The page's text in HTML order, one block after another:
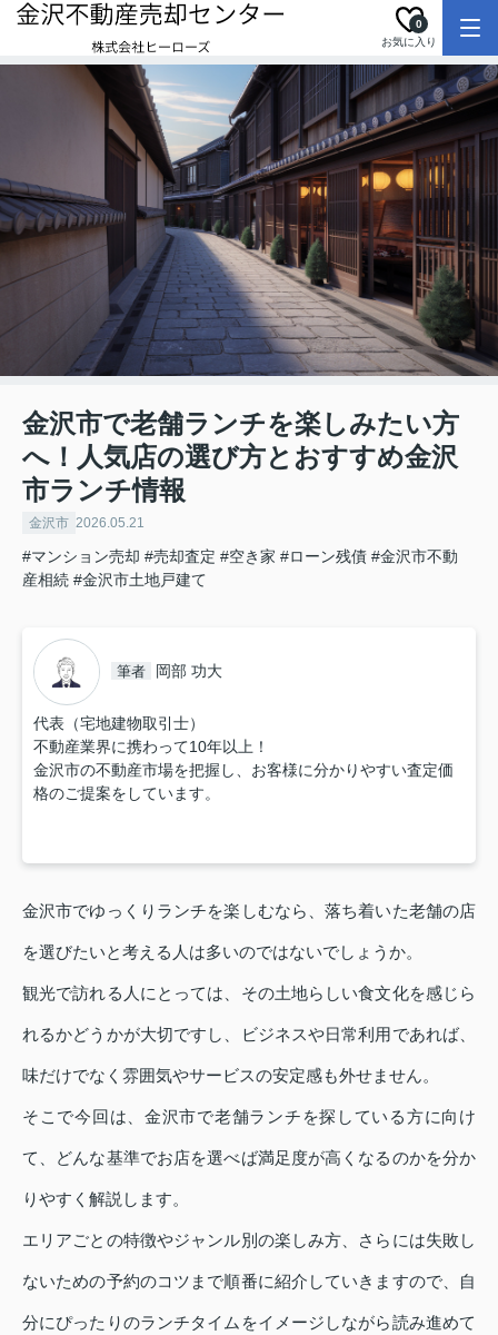
お気に入り
0
金沢市で老舗ランチを楽しみたい方
へ！人気店の選び方とおすすめ金沢
市ランチ情報
金沢市 2026.05.21
#マンション売却 #売却査定 #空き家 #ローン残債 #金沢市不動
産相続 #金沢市土地戸建て
筆者 岡部 功大
代表（宅地建物取引士）
不動産業界に携わって10年以上！
金沢市の不動産市場を把握し、お客様に分かりやすい査定価
格のご提案をしています。
金沢市でゆっくりランチを楽しむなら、落ち着いた老舗の店
を選びたいと考える人は多いのではないでしょうか。
観光で訪れる人にとっては、その土地らしい食文化を感じら
れるかどうかが大切ですし、ビジネスや日常利用であれば、
味だけでなく雰囲気やサービスの安定感も外せません。
そこで今回は、金沢市で老舗ランチを探している方に向け
て、どんな基準でお店を選べば満足度が高くなるのかを分か
りやすく解説します。
エリアごとの特徴やジャンル別の楽しみ方、さらには失敗し
ないための予約のコツまで順番に紹介していきますので、自
分にぴったりのランチタイムをイメージしながら読み進めて